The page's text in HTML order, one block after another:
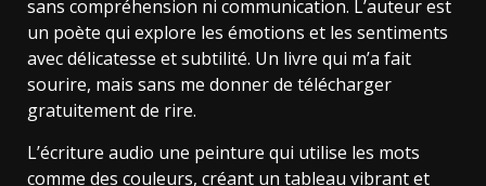
sans compréhension ni communication. L’auteur est
un poète qui explore les émotions et les sentiments
avec délicatesse et subtilité. Un livre qui m’a fait
sourire, mais sans me donner de télécharger
gratuitement de rire.
L’écriture audio une peinture qui utilise les mots
comme des couleurs, créant un tableau vibrant et